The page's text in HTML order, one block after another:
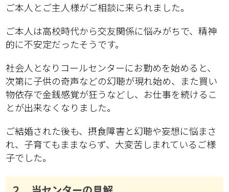
ご本人とご主人様がご相談に来られました。
ご本人は高校時代から交友関係に悩みがちで、精神
的に不安定だったそうです。
社会人となりコールセンターにお勤めを始めると、
次第に子供の奇声などの幻聴が現れ始め、また買い
物依存で金銭感覚が狂うなどし、お仕事を続けるこ
とが出来なくなりました。
ご結婚された後も、摂食障害と幻聴や妄想に悩まさ
れ、子育てもままならず、大変苦しまれているご様
子でした。